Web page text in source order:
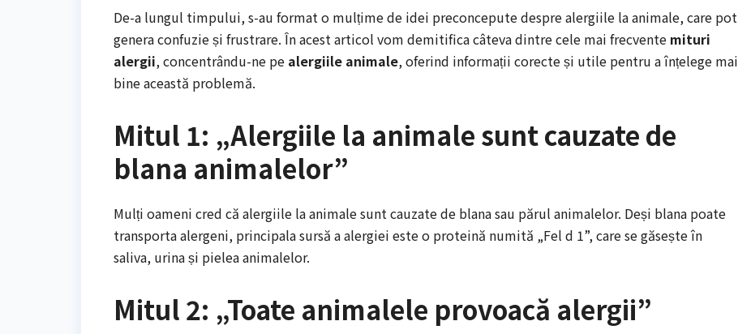
De-a lungul timpului, s-au format o mulțime de idei preconcepute despre alergiile la animale, care pot
genera confuzie și frustrare. În acest articol vom demitifica câteva dintre cele mai frecvente mituri
alergii, concentrându-ne pe alergiile animale, oferind informații corecte și utile pentru a înțelege mai
bine această problemă.
Mitul 1: „Alergiile la animale sunt cauzate de
blana animalelor”
Mulți oameni cred că alergiile la animale sunt cauzate de blana sau părul animalelor. Deși blana poate
transporta alergeni, principala sursă a alergiei este o proteină numită „Fel d 1”, care se găsește în
saliva, urina și pielea animalelor.
Mitul 2: „Toate animalele provoacă alergii”